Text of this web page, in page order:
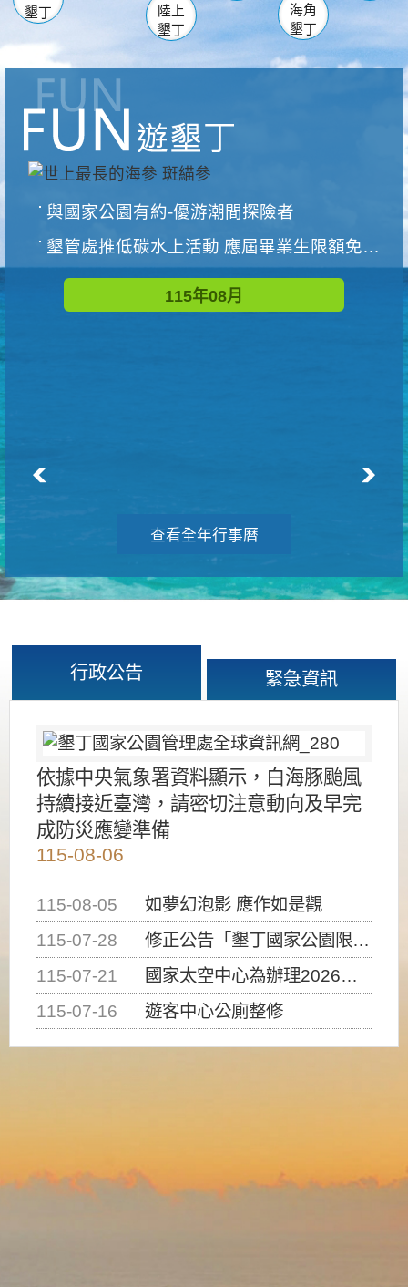
墾丁
陸上
墾丁
海角
墾丁
與國家公園有約-優游潮間探險者
墾管處推低碳水上活動 應屆畢業生限額免費參加
115年08月
查看全年行事曆
行政公告 緊急資訊
依據中央氣象署資料顯示，白海豚颱風
持續接近臺灣，請密切注意動向及早完
成防災應變準備
115-08-06
115-08-05
如夢幻泡影 應作如是觀
115-07-28
修正公告「墾丁國家公園限制水域遊憩活動之種類、範圍、時間及行為」，自即日生效。
115-07-21
國家太空中心為辦理2026台灣盃火箭競賽，陸、海、空域警戒及協調相關事宜，因颱風備案事宜
115-07-16
遊客中心公廁整修